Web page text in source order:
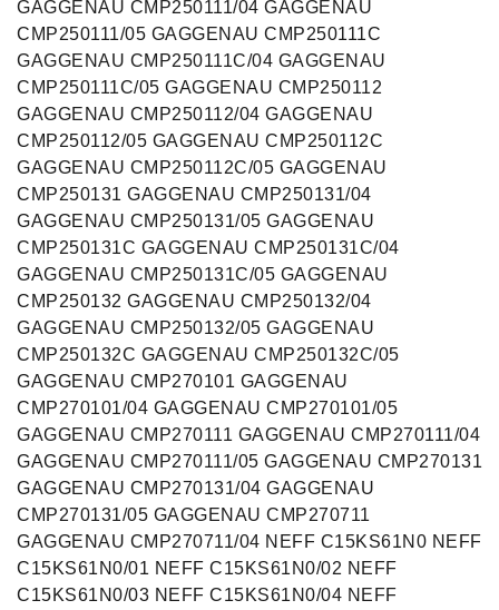
GAGGENAU CMP250111/04 GAGGENAU
CMP250111/05 GAGGENAU CMP250111C
GAGGENAU CMP250111C/04 GAGGENAU
CMP250111C/05 GAGGENAU CMP250112
GAGGENAU CMP250112/04 GAGGENAU
CMP250112/05 GAGGENAU CMP250112C
GAGGENAU CMP250112C/05 GAGGENAU
CMP250131 GAGGENAU CMP250131/04
GAGGENAU CMP250131/05 GAGGENAU
CMP250131C GAGGENAU CMP250131C/04
GAGGENAU CMP250131C/05 GAGGENAU
CMP250132 GAGGENAU CMP250132/04
GAGGENAU CMP250132/05 GAGGENAU
CMP250132C GAGGENAU CMP250132C/05
GAGGENAU CMP270101 GAGGENAU
CMP270101/04 GAGGENAU CMP270101/05
GAGGENAU CMP270111 GAGGENAU CMP270111/04
GAGGENAU CMP270111/05 GAGGENAU CMP270131
GAGGENAU CMP270131/04 GAGGENAU
CMP270131/05 GAGGENAU CMP270711
GAGGENAU CMP270711/04 NEFF C15KS61N0 NEFF
C15KS61N0/01 NEFF C15KS61N0/02 NEFF
C15KS61N0/03 NEFF C15KS61N0/04 NEFF